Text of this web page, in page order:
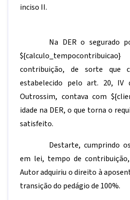
inciso II.
Na DER o segurado
${calculo_tempocontribuicao}
contribuição, de sorte que
estabelecido pelo art. 20, IV
Outrossim, contava com
idade na DER, o que torna o
satisfeito.
Destarte, cumprindo
em lei, tempo de
Autor adquiriu o direito à
transição do pedágio de 100%.